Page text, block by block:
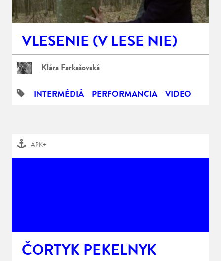
VLESENIE (V LESE NIE)
Klára Farkašovská
INTERMÉDIÁ PERFORMANCIA VIDEO
APK+
ČORTYK PEKELNYK